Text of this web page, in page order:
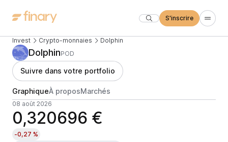
S'inscrire
Invest Crypto-monnaies Dolphin
DolphinPOD
Suivre dans votre portfolio
GraphiqueÀ proposMarchés
08 août 2026
0,320696 €
-0,27 %